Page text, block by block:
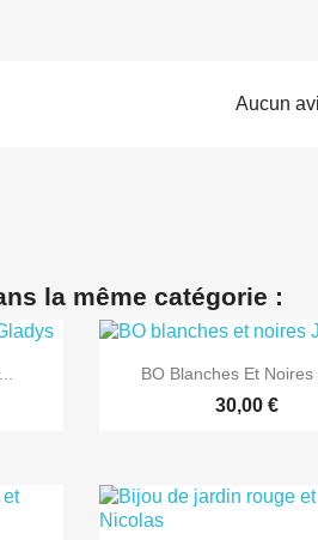
Aucun
la même catégorie :
 Aperçu
BO Blanches Et Noires
30,00 €